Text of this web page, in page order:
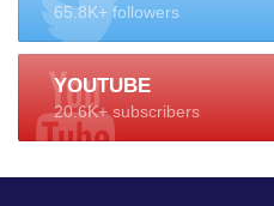
65.8K+ followers
YOUTUBE
20.6K+ subscribers